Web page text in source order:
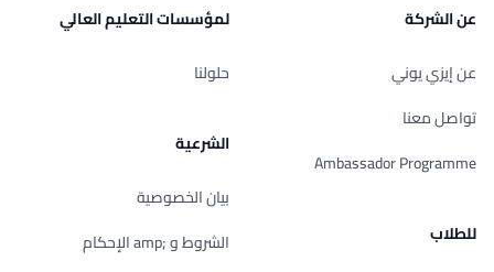
عن الشركة
عن إيزي يوني
تواصل معنا
Ambassador Programme
للطلاب
لمؤسسات التعليم العالي
حلولنا
الشرعية
بيان الخصوصية
الشروط و ;amp الإحكام